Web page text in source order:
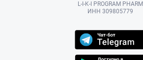
L-I-K-I PROGRAM PHARM
ИНН 309805779